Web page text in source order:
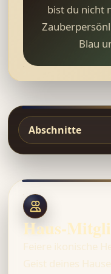
bist du nicht
Blau
Abschnitte
Haus-
Feiere ikonische
Geist deines